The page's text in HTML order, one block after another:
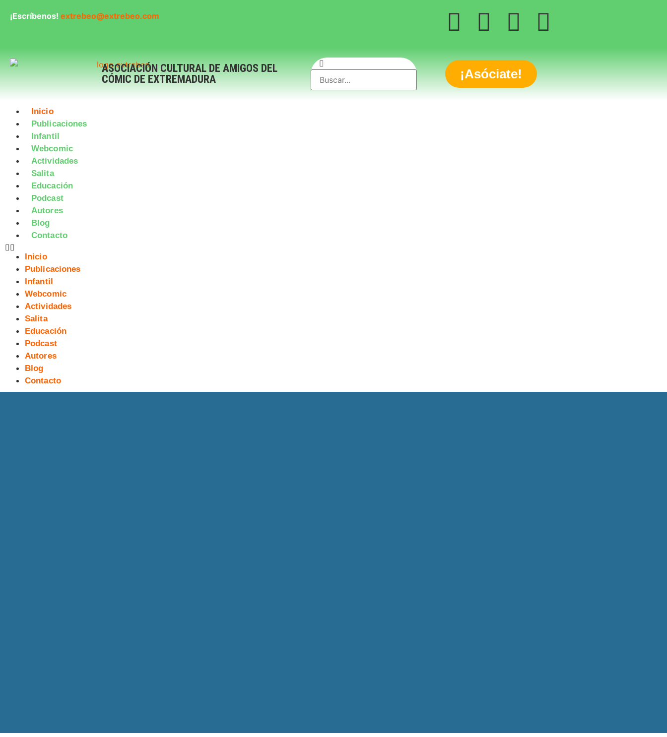
¡Escríbenos! extrebeo@extrebeo.com
ASOCIACIÓN CULTURAL DE AMIGOS DEL
CÓMIC DE EXTREMADURA
¡Asóciate!
Inicio
Publicaciones
Infantil
Webcomic
Actividades
Salita
Educación
Podcast
Autores
Blog
Contacto
Inicio
Publicaciones
Infantil
Webcomic
Actividades
Salita
Educación
Podcast
Autores
Blog
Contacto